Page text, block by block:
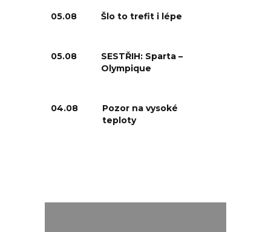
05.08 Šlo to trefit i lépe
05.08
SESTŘIH: Sparta –
Olympique
04.08
Pozor na vysoké
teploty